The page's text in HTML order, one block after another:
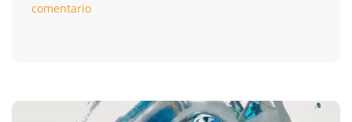
comentario